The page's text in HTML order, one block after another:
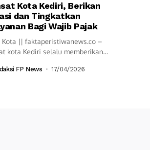
Kota Kediri, Berikan
dan Tingkatkan
Bagi Wajib Pajak
Kota || faktaperistiwanews.co –
kota Kediri selalu memberikan
FP News 17/04/2026